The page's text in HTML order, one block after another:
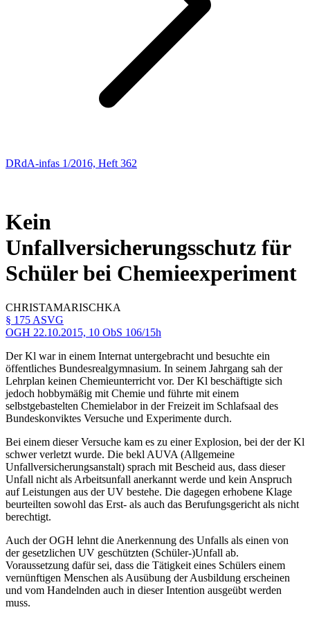
DRdA-infas 1/2016, Heft 362
Kein
Unfallversicherungsschutz für
Schüler bei Chemieexperiment
CHRISTAMARISCHKA
§ 175 ASVG
OGH 22.10.2015, 10 ObS 106/15h
Der Kl war in einem Internat untergebracht und besuchte ein
öffentliches Bundesrealgymnasium. In seinem Jahrgang sah der
Lehrplan keinen Chemieunterricht vor. Der Kl beschäftigte sich
jedoch hobbymäßig mit Chemie und führte mit einem
selbstgebastelten Chemielabor in der Freizeit im Schlafsaal des
Bundeskonviktes Versuche und Experimente durch.
Bei einem dieser Versuche kam es zu einer Explosion, bei der der Kl
schwer verletzt wurde. Die bekl AUVA (Allgemeine
Unfallversicherungsanstalt) sprach mit Bescheid aus, dass dieser
Unfall nicht als Arbeitsunfall anerkannt werde und kein Anspruch
auf Leistungen aus der UV bestehe. Die dagegen erhobene Klage
beurteilten sowohl das Erst- als auch das Berufungsgericht als nicht
berechtigt.
Auch der OGH lehnt die Anerkennung des Unfalls als einen von
der gesetzlichen UV geschützten (Schüler-)Unfall ab.
Voraussetzung dafür sei, dass die Tätigkeit eines Schülers einem
vernünftigen Menschen als Ausübung der Ausbildung erscheinen
und vom Handelnden auch in dieser Intention ausgeübt werden
muss.